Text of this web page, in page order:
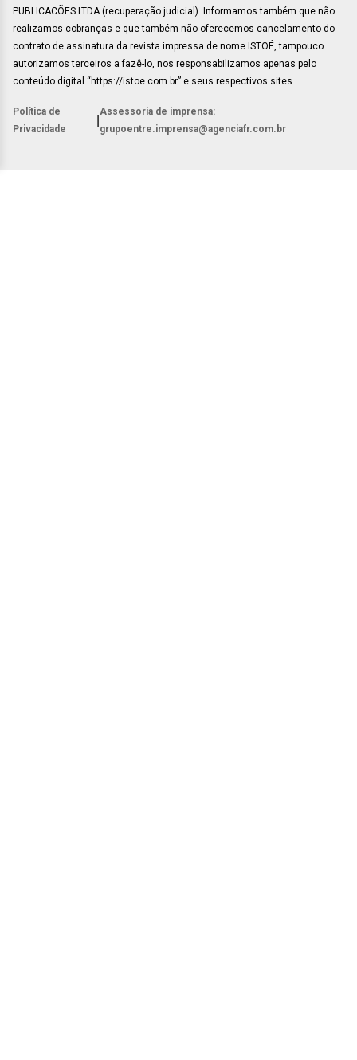
PUBLICACÕES LTDA (recuperação judicial). Informamos também que não
realizamos cobranças e que também não oferecemos cancelamento do
contrato de assinatura da revista impressa de nome ISTOÉ, tampouco
autorizamos terceiros a fazê-lo, nos responsabilizamos apenas pelo
conteúdo digital “https://istoe.com.br” e seus respectivos sites.
Política de
Privacidade
Assessoria de imprensa:
grupoentre.imprensa@agenciafr.com.br